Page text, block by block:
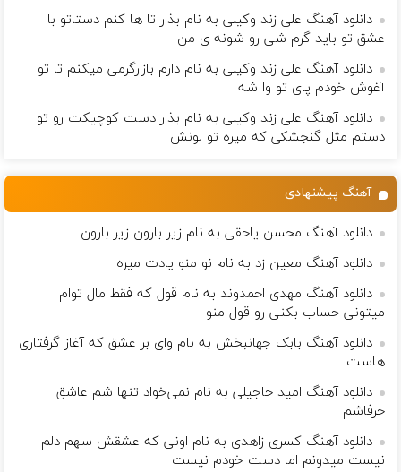
دانلود آهنگ علی زند وکیلی به نام بذار تا ها كنم دستاتو با
عشق تو باید گرم شی رو شونه ى من
دانلود آهنگ علی زند وکیلی به نام دارم بازارگرمی میكنم تا تو
آغوش خودم پای تو وا شه
دانلود آهنگ علی زند وکیلی به نام بذار دست كوچیكت رو تو
دستم مثل گنجشكی كه میره تو لونش
آهنگ پیشنهادی
دانلود آهنگ محسن یاحقی به نام زیر بارون زیر بارون
دانلود آهنگ معین زد به نام نو منو یادت میره
دانلود آهنگ مهدی احمدوند به نام قول که فقط مال توام
میتونی حساب بکنی رو قول منو
دانلود آهنگ بابک جهانبخش به نام وای بر عشق که آغاز گرفتاری
هاست
دانلود آهنگ امید حاجیلی به نام نمی‌خواد تنها شم عاشق
حرفاشم
دانلود آهنگ کسری زاهدی به نام اونی که عشقش سهم دلم
نیست میدونم اما دست خودم نیست